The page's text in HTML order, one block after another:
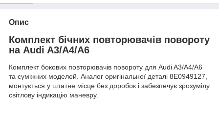
Опис
Комплект бічних повторювачів повороту
на Audi A3/A4/A6
Комплект бокових повторювачів повороту для Audi A3/A4/A6
та суміжних моделей. Аналог оригінальної деталі 8E0949127,
монтується у штатне місце без доробок і забезпечує зрозумілу
світлову індикацію маневру.